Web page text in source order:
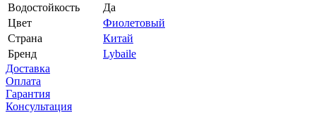
Водостойкость
Да
Цвет
Фиолетовый
Страна
Китай
Бренд
Lybaile
Доставка
Оплата
Гарантия
Консультация